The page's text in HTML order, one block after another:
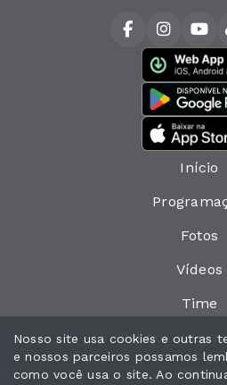
Início
Fotos
Vídeos
Time
Política de
Interno
Nosso site usa cookies e outras
e nossos parceiros possamos
como você usa o site. Ao